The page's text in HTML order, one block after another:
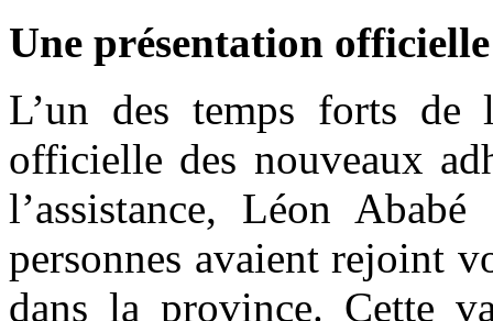
Une présentation
L’un des temps forts de
officielle des nouveaux
l’assistance, Léon
personnes avaient rejoint
dans la province. Cette